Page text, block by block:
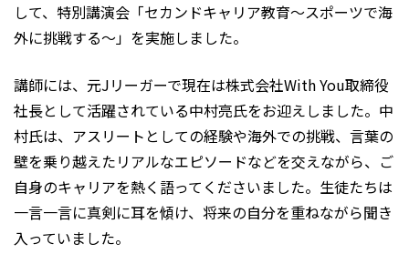
して、特別講演会「セカンドキャリア教育〜スポーツで海
外に挑戦する〜」を実施しました。
講師には、元Jリーガーで現在は株式会社With You取締役
社長として活躍されている中村亮氏をお迎えしました。中
村氏は、アスリートとしての経験や海外での挑戦、言葉の
壁を乗り越えたリアルなエピソードなどを交えながら、ご
自身のキャリアを熱く語ってくださいました。生徒たちは
一言一言に真剣に耳を傾け、将来の自分を重ねながら聞き
入っていました。